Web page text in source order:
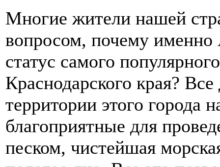
Многие жители нашей
вопросом, почему именно
статус самого
Краснодарского края?
территории этого города
благоприятные для
песком, чистейшая